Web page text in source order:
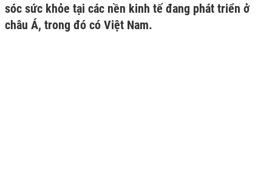
sóc sức khỏe tại các nền kinh tế đang phát triển ở
châu Á, trong đó có Việt Nam.